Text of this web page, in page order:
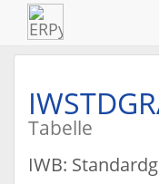
Tabelle
IWB: